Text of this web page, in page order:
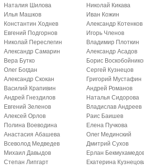
Наталия Шилова
Илья Машков
Константин Ходнев
Евгений Подгорнов
Николай Переслегин
Александр Самарин
Вера Бутко
Олег Богдан
Александр Скокан
Василий Крапивин
Андрей Гнездилов
Евгений Зеленов
Алексей Орлов
Полина Воеводина
Анастасия Абашева
Всеволод Медведев
Михаил Давыдов
Степан Липгарт
Николай Кикава
Иван Кожин
Александр Котенков
Игорь Членов
Владимир Плоткин
Александр Асадов
Борис
Сергей Кузнецов
Григорий Мустафин
Андрей Романов
Наталья Сидорова
Владислав Андреев
Раис Баишев
Елена Пучкова
Олег Мединский
Дмитрий Сухов
Ерлан
Екатерина